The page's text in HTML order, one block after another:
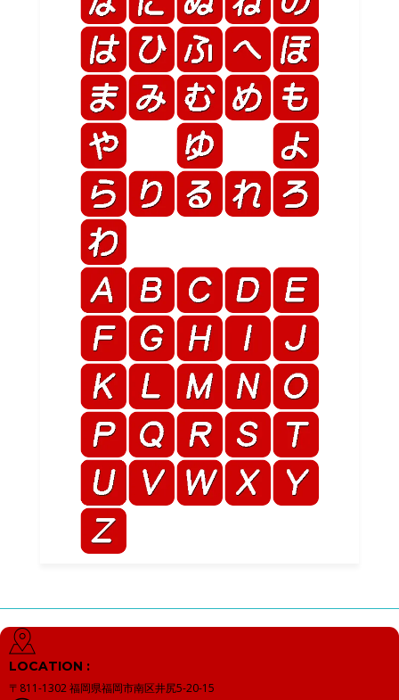
LOCATION :
〒811-1302福岡県福岡市南区井尻5-20-15